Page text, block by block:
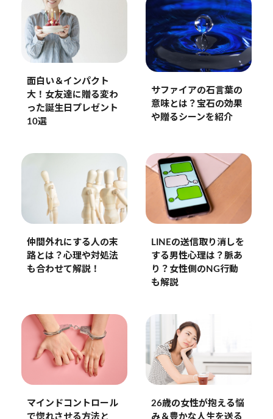
面白い＆インパクト
大！女友達に贈る変わ
った誕生日プレゼント
10選
サファイアの石言葉の
意味とは？宝石の効果
や贈るシーンを紹介
仲間外れにする人の末
路とは？心理や対処法
も合わせて解説！
LINEの送信取り消しを
する男性心理は？脈あ
り？女性側のNG行動
も解説
マインドコントロール
で惚れさせる方法と
26歳の女性が抱える悩
み＆豊かな人生を送る